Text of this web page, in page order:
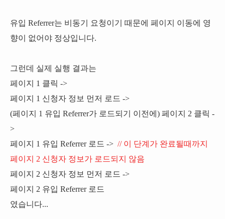
유입 Referrer는 비동기 요청이기 때문에 페이지 이동에 영
향이 없어야 정상입니다.
그런데 실제 실행 결과는
페이지 1 클릭 ->
페이지 1 신청자 정보 먼저 로드 ->
(페이지 1 유입 Referrer가 로드되기 이전에) 페이지 2 클릭 -
>
페이지 1 유입 Referrer 로드 -> // 이 단계가 완료될때까지
페이지 2 신청자 정보가 로드되지 않음
페이지 2 신청자 정보 먼저 로드 ->
페이지 2 유입 Referrer 로드
였습니다...